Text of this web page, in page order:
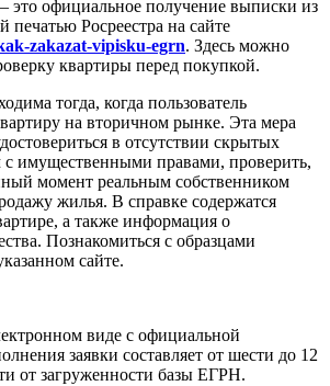
это официальное получение выписки из
Росреестра на сайте
zakazat-vipisku-egrn. Здесь можно
квартиры перед покупкой.
тогда, когда пользователь
на вторичном рынке. Эта мера
в отсутствии скрытых
имущественными правами, проверить,
момент реальным собственником
жилья. В справке содержатся
а также информация о
Познакомиться с образцами
сайте.
виде с официальной
заявки составляет от шести до 12
от загруженности базы ЕГРН.